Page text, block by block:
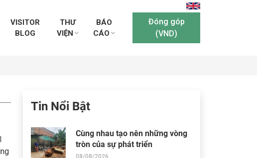
VISITOR
BLOG
THƯ
VIỆN
BÁO
CÁO
Đóng góp
(VND)
Tin Nổi Bật
Cùng nhau tạo nên những vòng
tròn của sự phát triển
08/08/2026